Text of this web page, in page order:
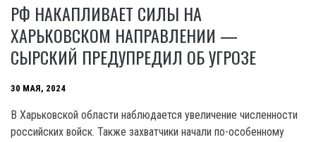
РФ НАКАПЛИВАЕТ СИЛЫ НА
ХАРЬКОВСКОМ НАПРАВЛЕНИИ —
СЫРСКИЙ ПРЕДУПРЕДИЛ ОБ УГРОЗЕ
30 МАЯ, 2024
В Харьковской области наблюдается увеличение численности
российских войск. Также захватчики начали по-особенному